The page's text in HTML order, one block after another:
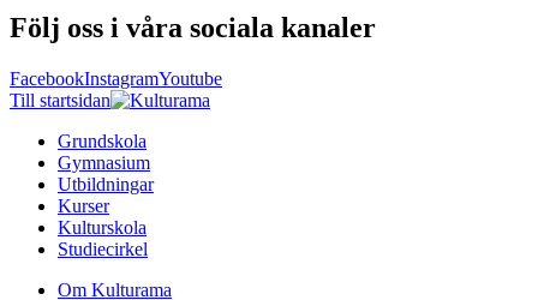
Följ oss i våra sociala kanaler
FacebookInstagramYoutube
Till startsidan
Grundskola
Gymnasium
Utbildningar
Kurser
Kulturskola
Studiecirkel
Om Kulturama